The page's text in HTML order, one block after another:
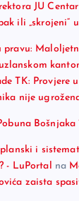
JU
ili „skrojeni“
pravu:
TK: Provjere
nije
Bošnjaka
i
- LuPortal
na
zaista